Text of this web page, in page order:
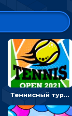
Теннисный турнир: подавать или отбивать шарик ракеткой